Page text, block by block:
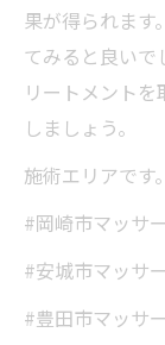
果が得られます
てみると良いで
リートメント
しましょう。
施術エリアです。
#岡崎市マッサ
#安城市マッサ
#豊田市マッサ